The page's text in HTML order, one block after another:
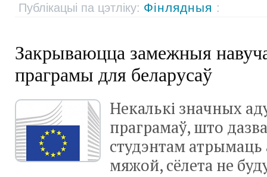
Публікацыі па цэтліку: Фінлядныя :
Закрываюцца замежныя
праграмы для беларусаў
Некалькі значных
праграмаў, што
студэнтам
мяжой, сёлета не